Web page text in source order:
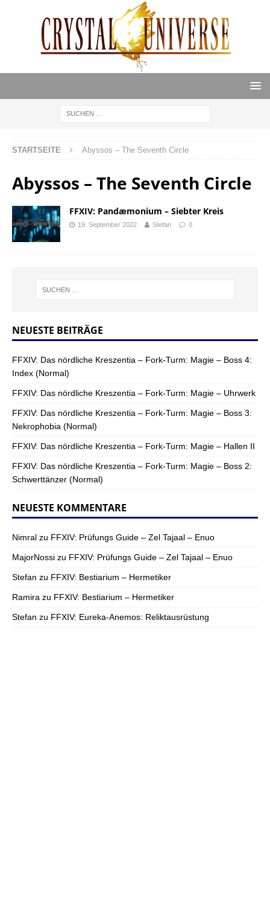
STARTSEITE Abyssos – The Seventh Circle
Abyssos – The Seventh Circle
FFXIV: Pandæmonium – Siebter Kreis
19. September 2022 Stefan 0
NEUESTE BEITRÄGE
FFXIV: Das nördliche Kreszentia – Fork-Turm: Magie – Boss 4:
Index (Normal)
FFXIV: Das nördliche Kreszentia – Fork-Turm: Magie – Uhrwerk
FFXIV: Das nördliche Kreszentia – Fork-Turm: Magie – Boss 3:
Nekrophobia (Normal)
FFXIV: Das nördliche Kreszentia – Fork-Turm: Magie – Hallen II
FFXIV: Das nördliche Kreszentia – Fork-Turm: Magie – Boss 2:
Schwerttänzer (Normal)
NEUESTE KOMMENTARE
Nimral zu FFXIV: Prüfungs Guide – Zel Tajaal – Enuo
MajorNossi zu FFXIV: Prüfungs Guide – Zel Tajaal – Enuo
Stefan zu FFXIV: Bestiarium – Hermetiker
Ramira zu FFXIV: Bestiarium – Hermetiker
Stefan zu FFXIV: Eureka-Anemos: Reliktausrüstung